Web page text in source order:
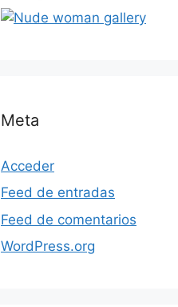
Meta
Acceder
Feed de entradas
Feed de comentarios
WordPress.org